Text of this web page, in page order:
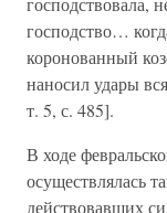
господство…
коронованный
наносил удары
т. 5, с. 485].
В ходе
осуществлялась
действовавших